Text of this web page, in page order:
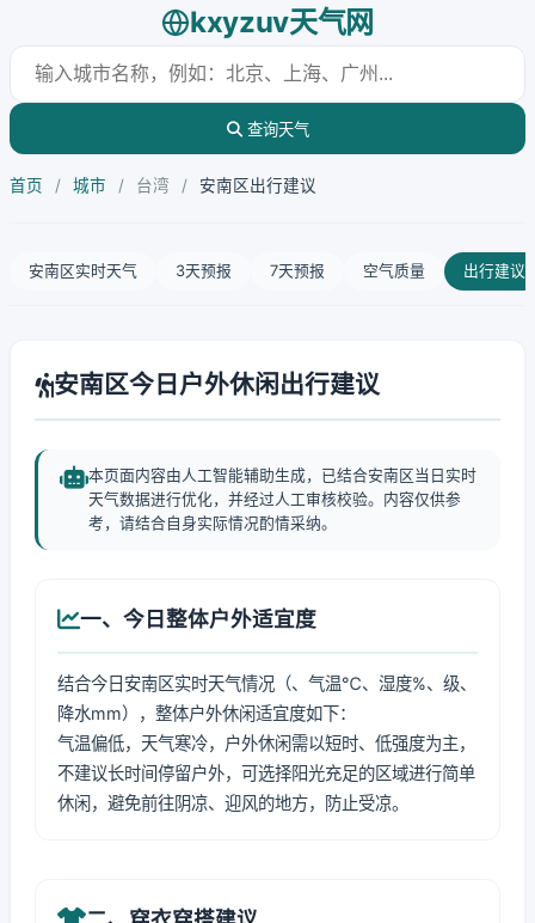
kxyzuv天气网
查询天气
首页 / 城市 / 台湾 / 安南区出行建议
安南区实时天气 3天预报 7天预报 空气质量 出行建议
安南区今日户外休闲出行建议
本页面内容由人工智能辅助生成，已结合安南区当日实时
天气数据进行优化，并经过人工审核校验。内容仅供参
考，请结合自身实际情况酌情采纳。
一、今日整体户外适宜度
结合今日安南区实时天气情况（、气温℃、湿度%、级、
降水mm），整体户外休闲适宜度如下：
气温偏低，天气寒冷，户外休闲需以短时、低强度为主，
不建议长时间停留户外，可选择阳光充足的区域进行简单
休闲，避免前往阴凉、迎风的地方，防止受凉。